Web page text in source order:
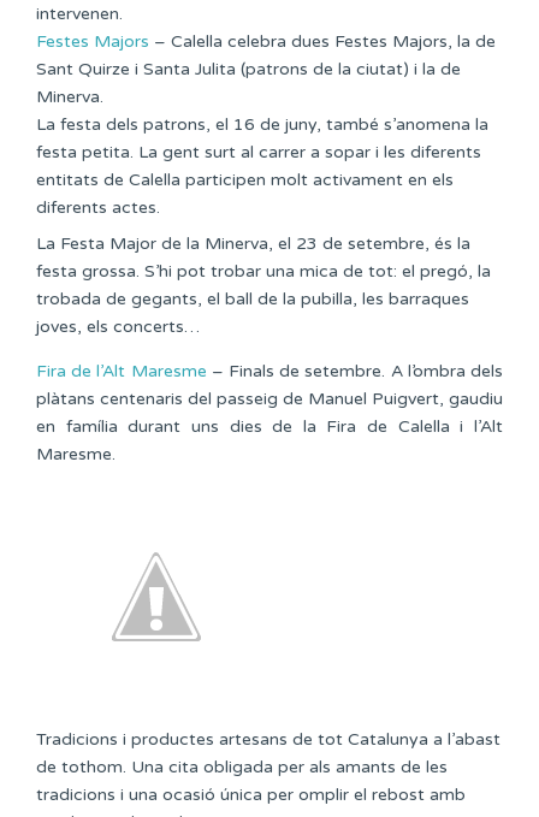
intervenen.
Festes Majors – Calella celebra dues Festes Majors, la de
Sant Quirze i Santa Julita (patrons de la ciutat) i la de
Minerva.
La festa dels patrons, el 16 de juny, també s’anomena la
festa petita. La gent surt al carrer a sopar i les diferents
entitats de Calella participen molt activament en els
diferents actes.
La Festa Major de la Minerva, el 23 de setembre, és la
festa grossa. S’hi pot trobar una mica de tot: el pregó, la
trobada de gegants, el ball de la pubilla, les barraques
joves, els concerts…
Fira de l’Alt Maresme – Finals de setembre. A l’ombra dels
plàtans centenaris del passeig de Manuel Puigvert, gaudiu
en família durant uns dies de la Fira de Calella i l’Alt
Maresme.
Tradicions i productes artesans de tot Catalunya a l’abast
de tothom. Una cita obligada per als amants de les
tradicions i una ocasió única per omplir el rebost amb